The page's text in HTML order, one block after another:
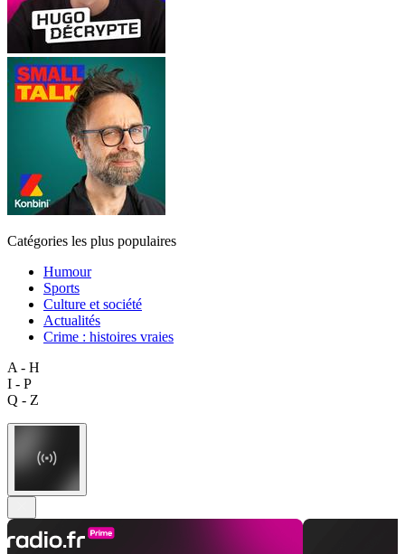
Catégories les plus populaires
Humour
Sports
Culture et société
Actualités
Crime : histoires vraies
A - H
I - P
Q - Z